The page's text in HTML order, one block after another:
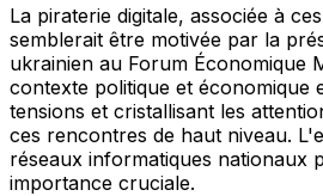
La piraterie digitale, associée à
semblerait être motivée par la
ukrainien au Forum Économique
contexte politique et économique
tensions et cristallisant les
ces rencontres de haut niveau.
réseaux informatiques nationaux
importance cruciale.